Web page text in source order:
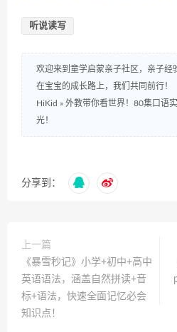
听说读写
欢迎来到童学启蒙亲子社区，亲子经
在宝宝的成长路上，我们共同前行！
HiKid » 外教带你看世界！80集口语
光！
分享到：
上一篇
《暴雪秒记》小学+初中+高中
英语语法，涵盖自然拼读+音
标+语法，快速全面记忆必会
知识点！